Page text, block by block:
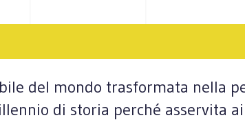
del mondo trasformata nella
di storia perché asservita